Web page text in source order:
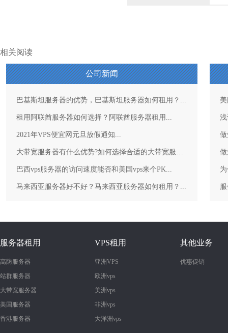
相关阅读
公司新闻
巴基斯坦服务器的优势，巴基斯坦服务器如何租用？...
租用阿联酋服务器如何选择？阿联酋服务器租用...
2021年VPS便宜网元旦放假通知...
大带宽服务器有什么优势?如何选择合适的大带宽服务器？...
巴西vps服务器的访问速度能否和美国vps来个PK...
马来西亚服务器好不好？马来西亚服务器如何租用？...
服务器租用
高防服务器
站群服务器
大带宽服务器
美国服务器
香港服务器
VPS租用
亚洲VPS
欧洲vps
美洲vps
非洲vps
大洋洲vps
其他业务
优惠促销